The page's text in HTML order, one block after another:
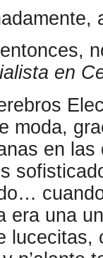
en
moda,
en
era una
lucecitas,